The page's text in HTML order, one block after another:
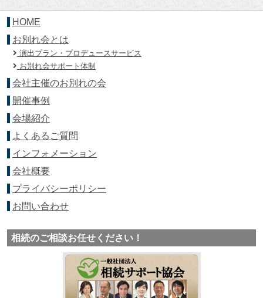
HOME
お別れ会とは
演出プラン・プロデュースサービス
お別れ会サポート体制
会社主催のお別れの会
開催事例
会場紹介
よくあるご質問
インフォメーション
会社概要
プライバシーポリシー
お問い合わせ
相続のご相談お任せください！